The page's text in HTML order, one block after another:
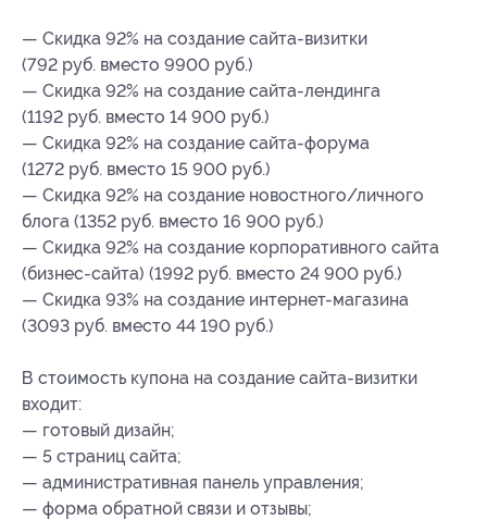
— Скидка 92% на создание сайта-визитки
(792 руб. вместо 9900 руб.)
— Скидка 92% на создание сайта-лендинга
(1192 руб. вместо 14 900 руб.)
— Скидка 92% на создание сайта-форума
(1272 руб. вместо 15 900 руб.)
— Скидка 92% на создание новостного/личного
блога (1352 руб. вместо 16 900 руб.)
— Скидка 92% на создание корпоративного сайта
(бизнес-сайта) (1992 руб. вместо 24 900 руб.)
— Скидка 93% на создание интернет-магазина
(3093 руб. вместо 44 190 руб.)
В стоимость купона на создание сайта-визитки
входит:
— готовый дизайн;
— 5 страниц сайта;
— административная панель управления;
— форма обратной связи и отзывы;